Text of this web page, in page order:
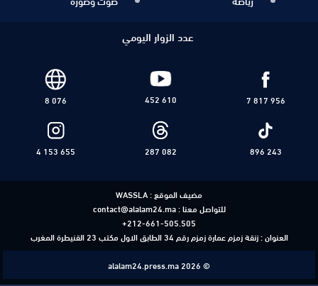
عدد الزوار اليومي
7 817 956
452 610
8 076
896 243
287 082
4 153 655
مضيف الموقع :WASSLA
للتواصل معنا :contact@alalam24.ma
+212-661-505.505
العنوان : زنقة زمزم عمارة زمزم رقم 34 الطابق الاول مكتب 23 القنيطرة المغرب
alalam24.press.ma 2026 ©